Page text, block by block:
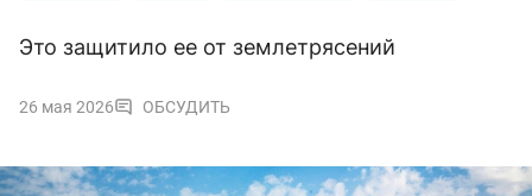
Это защитило ее от землетрясений
26 мая 2026 ОБСУДИТЬ